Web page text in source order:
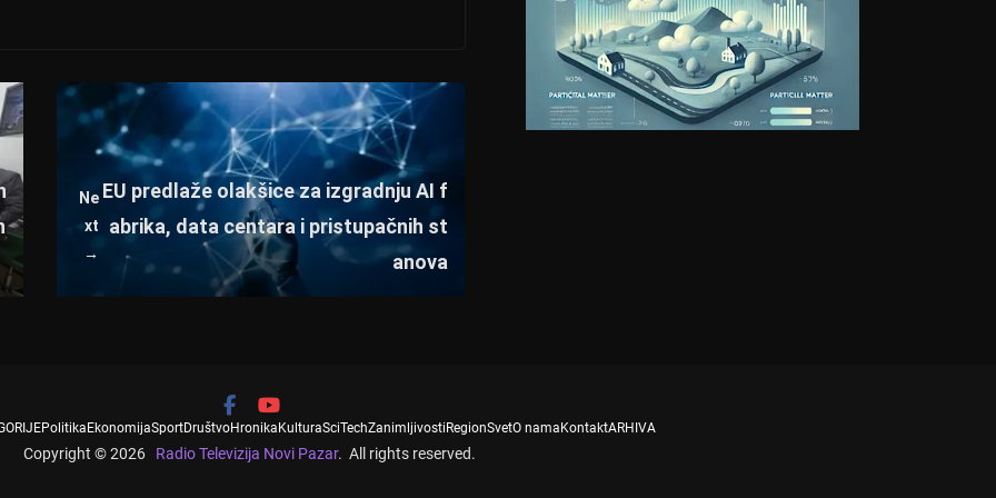
Ne
xt
→
EU predlaže olakšice za izgradnju AI f
abrika, data centara i pristupačnih st
anova
Politika EkonomijaSportDruštvoHronika KulturaSciTechZanimljivosti RegionSvetO nama KontaktARHIVA
Copyright © 2026 Radio Televizija Novi Pazar. All rights reserved.